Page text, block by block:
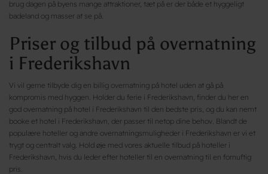
brug dagen på byens mange attraktioner, tæt på er der både et hyggeligt
badeland og masser at se på.
Priser og tilbud på overnatning
i Frederikshavn
Vi vil gerne tilbyde dig en billig overnatning på hotel uden at gå på
kompromis med hyggen. Holder du ferie i Frederikshavn, finder du her en
god overnatning på hotel i Frederikshavn til den bedste pris, og du kan nemt
booke et hotel i Frederikshavn, der passer til netop dine behov. Blandt de
populære hoteller og andre overnatningsmuligheder i Frederikshavn er vi et
trygt og centralt valg. Hold øje med vores aktuelle tilbud på hoteller i
Frederikshavn, hvis du leder efter hoteller til en overnatning til en fornuftig
pris.